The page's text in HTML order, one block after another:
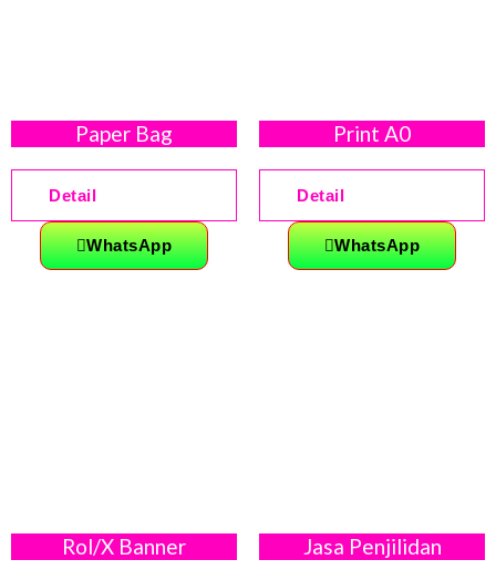
Paper Bag
Detail
WhatsApp
Print A0
Detail
WhatsApp
Rol/X Banner Jasa Penjilidan